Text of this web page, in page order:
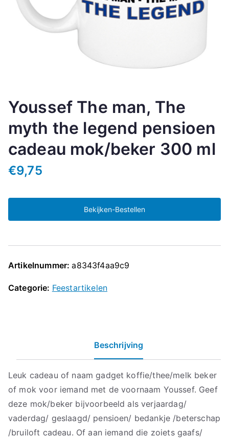
Youssef The man, The
myth the legend pensioen
cadeau mok/beker 300 ml
€9,75
Bekijken-Bestellen
Artikelnummer:a8343f4aa9c9
Categorie: Feestartikelen
Beschrijving
Leuk cadeau of naam gadget koffie/thee/melk beker
of mok voor iemand met de voornaam Youssef. Geef
deze mok/beker bijvoorbeeld als verjaardag/
vaderdag/ geslaagd/ pensioen/ bedankje /beterschap
/bruiloft cadeau. Of aan iemand die zoiets gaafs/